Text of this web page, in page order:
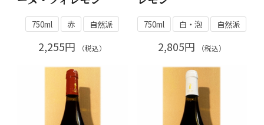
750ml 赤 自然派
2,255円 （税込）
750ml 白・泡 自然派
2,805円 （税込）